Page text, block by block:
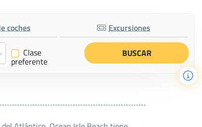
coches Excursiones
✔ Clase
preferente